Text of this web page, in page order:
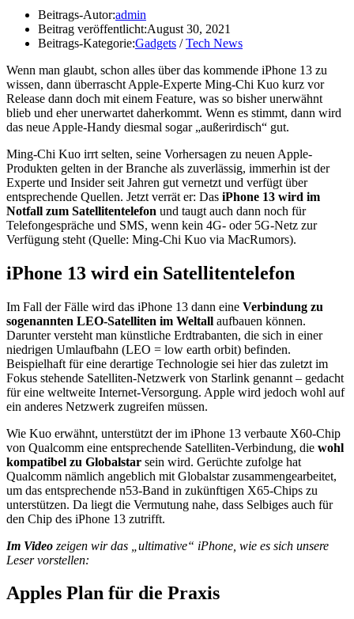
Beitrags-Autor:admin
Beitrag veröffentlicht:August 30, 2021
Beitrags-Kategorie:Gadgets / Tech News
Wenn man glaubt, schon alles über das kommende iPhone 13 zu
wissen, dann überrascht Apple-Experte Ming-Chi Kuo kurz vor
Release dann doch mit einem Feature, was so bisher unerwähnt
blieb und eher unerwartet daherkommt. Wenn es stimmt, dann wird
das neue Apple-Handy diesmal sogar „außerirdisch“ gut.
Ming-Chi Kuo irrt selten, seine Vorhersagen zu neuen Apple-
Produkten gelten in der Branche als zuverlässig, immerhin ist der
Experte und Insider seit Jahren gut vernetzt und verfügt über
entsprechende Quellen. Jetzt verrät er: Das iPhone 13 wird im
Notfall zum Satellitentelefon und taugt auch dann noch für
Telefongespräche und SMS, wenn kein 4G- oder 5G-Netz zur
Verfügung steht (Quelle: Ming-Chi Kuo via MacRumors).
iPhone 13 wird ein Satellitentelefon
Im Fall der Fälle wird das iPhone 13 dann eine Verbindung zu
sogenannten LEO-Satelliten im Weltall aufbauen können.
Darunter versteht man künstliche Erdtrabanten, die sich in einer
niedrigen Umlaufbahn (LEO = low earth orbit) befinden.
Beispielhaft für eine derartige Technologie sei hier das zuletzt im
Fokus stehende Satelliten-Netzwerk von Starlink genannt – gedacht
für eine weltweite Internet-Versorgung. Apple wird jedoch wohl auf
ein anderes Netzwerk zugreifen müssen.
Wie Kuo erwähnt, unterstützt der im iPhone 13 verbaute X60-Chip
von Qualcomm eine entsprechende Satelliten-Verbindung, die wohl
kompatibel zu Globalstar sein wird. Gerüchte zufolge hat
Qualcomm nämlich angeblich mit Globalstar zusammengearbeitet,
um das entsprechende n53-Band in zukünftigen X65-Chips zu
unterstützen. Da liegt die Vermutung nahe, dass Selbiges auch für
den Chip des iPhone 13 zutrifft.
Im Video zeigen wir das „ultimative“ iPhone, wie es sich unsere
Leser vorstellen:
Apples Plan für die Praxis